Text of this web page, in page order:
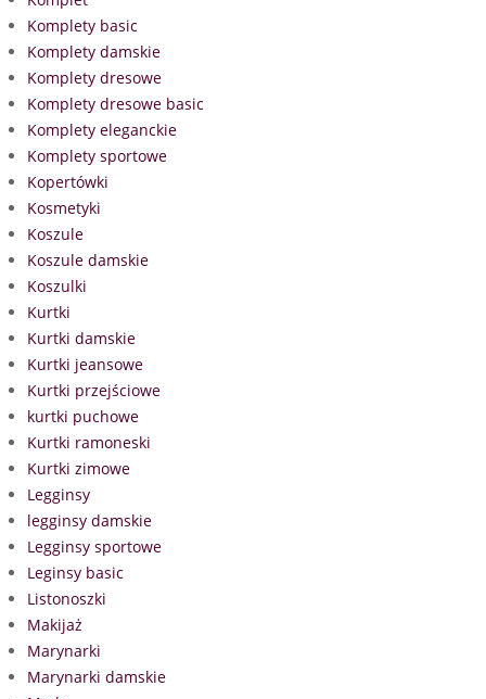
Komplety basic
Komplety damskie
Komplety dresowe
Komplety dresowe basic
Komplety eleganckie
Komplety sportowe
Kopertówki
Kosmetyki
Koszule
Koszule damskie
Koszulki
Kurtki
Kurtki damskie
Kurtki jeansowe
Kurtki przejściowe
kurtki puchowe
Kurtki ramoneski
Kurtki zimowe
Legginsy
legginsy damskie
Legginsy sportowe
Leginsy basic
Listonoszki
Makijaż
Marynarki
Marynarki damskie